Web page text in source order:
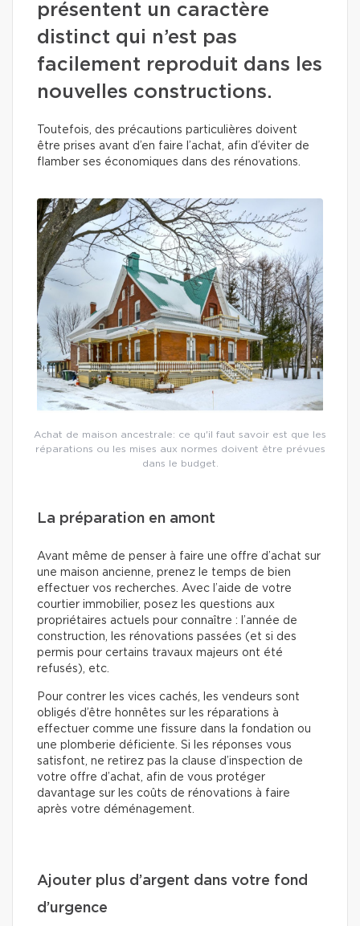
présentent un caractère
distinct qui n’est pas
facilement reproduit dans les
nouvelles constructions.
Toutefois, des précautions particulières doivent
être prises avant d’en faire l’achat, afin d’éviter de
flamber ses économiques dans des rénovations.
Achat de maison ancestrale: ce qu'il faut savoir est que les
réparations ou les mises aux normes doivent être prévues
dans le budget.
La préparation en amont
Avant même de penser à faire une offre d’achat sur
une maison ancienne, prenez le temps de bien
effectuer vos recherches. Avec l’aide de votre
courtier immobilier, posez les questions aux
propriétaires actuels pour connaître : l’année de
construction, les rénovations passées (et si des
permis pour certains travaux majeurs ont été
refusés), etc.
Pour contrer les vices cachés, les vendeurs sont
obligés d’être honnêtes sur les réparations à
effectuer comme une fissure dans la fondation ou
une plomberie déficiente. Si les réponses vous
satisfont, ne retirez pas la clause d’inspection de
votre offre d’achat, afin de vous protéger
davantage sur les coûts de rénovations à faire
après votre déménagement.
Ajouter plus d’argent dans votre fond
d’urgence